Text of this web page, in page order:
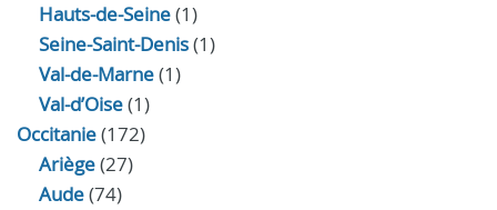
Hauts-de-Seine(1)
Seine-Saint-Denis(1)
Val-de-Marne(1)
Val-d’Oise(1)
Occitanie(172)
Ariège(27)
Aude(74)